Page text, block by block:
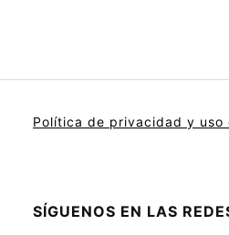
Política de privacidad y uso
SÍGUENOS EN LAS